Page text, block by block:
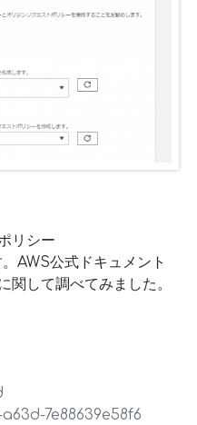
リシー
AWS公式ドキュメント
関して調べてみました。
7e88639e58f6